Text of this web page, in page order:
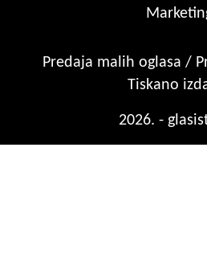
Predaja malih oglasa /
Tiskano
2026. -